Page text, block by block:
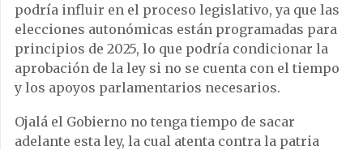
podría influir en el proceso legislativo, ya que las
elecciones autonómicas están programadas para
principios de 2025, lo que podría condicionar la
aprobación de la ley si no se cuenta con el tiempo
y los apoyos parlamentarios necesarios.
Ojalá el Gobierno no tenga tiempo de sacar
adelante esta ley, la cual atenta contra la patria